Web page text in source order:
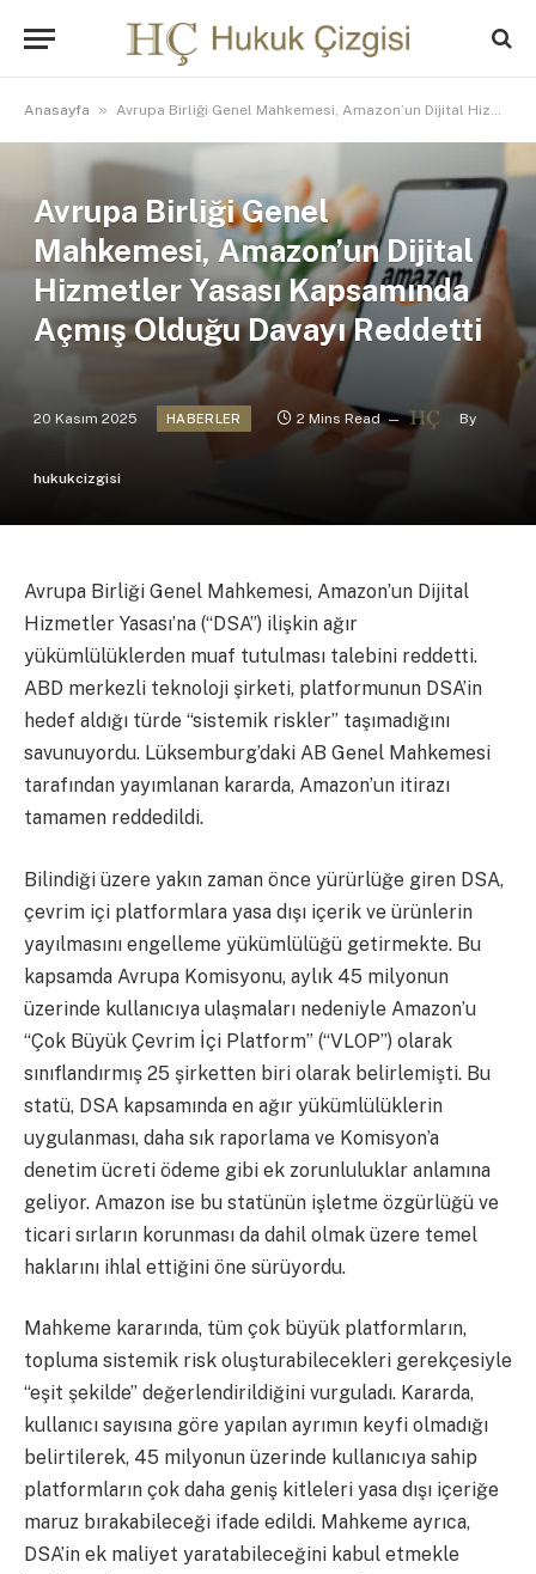
Anasayfa » Avrupa Birliği Genel Mahkemesi, Amazon’un Dijital Hizmetler Yasası Kapsamında Açmış Olduğu Davayı Reddetti
Avrupa Birliği Genel
Mahkemesi, Amazon’un Dijital
Hizmetler Yasası Kapsamında
Açmış Olduğu Davayı Reddetti
20 Kasım 2025 HABERLER 2 Mins Read By
hukukcizgisi
Avrupa Birliği Genel Mahkemesi, Amazon’un Dijital
Hizmetler Yasası’na (“DSA”) ilişkin ağır
yükümlülüklerden muaf tutulması talebini reddetti.
ABD merkezli teknoloji şirketi, platformunun DSA’in
hedef aldığı türde “sistemik riskler” taşımadığını
savunuyordu. Lüksemburg’daki AB Genel Mahkemesi
tarafından yayımlanan kararda, Amazon’un itirazı
tamamen reddedildi.
Bilindiği üzere yakın zaman önce yürürlüğe giren DSA,
çevrim içi platformlara yasa dışı içerik ve ürünlerin
yayılmasını engelleme yükümlülüğü getirmekte. Bu
kapsamda Avrupa Komisyonu, aylık 45 milyonun
üzerinde kullanıcıya ulaşmaları nedeniyle Amazon’u
“Çok Büyük Çevrim İçi Platform” (“VLOP”) olarak
sınıflandırmış 25 şirketten biri olarak belirlemişti. Bu
statü, DSA kapsamında en ağır yükümlülüklerin
uygulanması, daha sık raporlama ve Komisyon’a
denetim ücreti ödeme gibi ek zorunluluklar anlamına
geliyor. Amazon ise bu statünün işletme özgürlüğü ve
ticari sırların korunması da dahil olmak üzere temel
haklarını ihlal ettiğini öne sürüyordu.
Mahkeme kararında, tüm çok büyük platformların,
topluma sistemik risk oluşturabilecekleri gerekçesiyle
“eşit şekilde” değerlendirildiğini vurguladı. Kararda,
kullanıcı sayısına göre yapılan ayrımın keyfi olmadığı
belirtilerek, 45 milyonun üzerinde kullanıcıya sahip
platformların çok daha geniş kitleleri yasa dışı içeriğe
maruz bırakabileceği ifade edildi. Mahkeme ayrıca,
DSA’in ek maliyet yaratabileceğini kabul etmekle